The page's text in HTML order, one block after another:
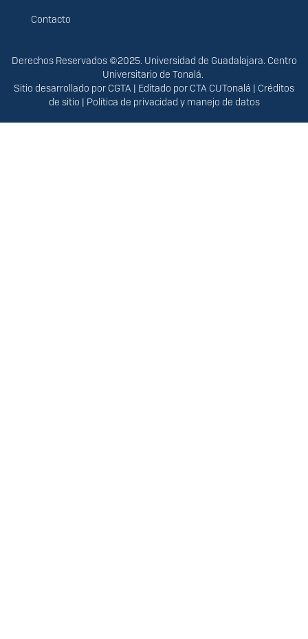
Contacto
Derechos
Derechos Reservados ©2025. Universidad de Guadalajara. Centro
Universitario de Tonalá.
Sitio desarrollado por CGTA | Editado por CTA CUTonalá | Créditos
de sitio | Política de privacidad y manejo de datos